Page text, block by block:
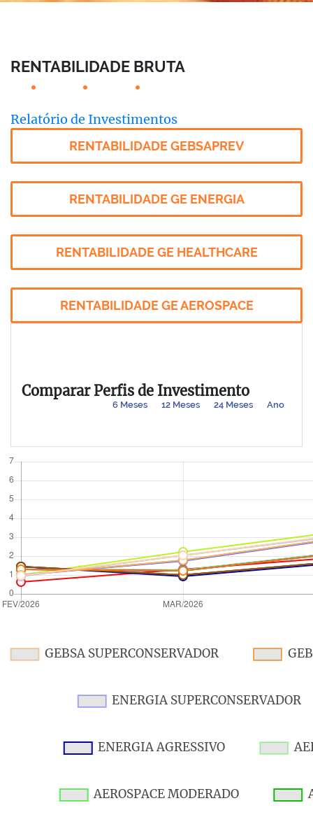
RENTABILIDADE BRUTA
Relatório de Investimentos
RENTABILIDADE GEBSAPREV
RENTABILIDADE GE ENERGIA
RENTABILIDADE GE HEALTHCARE
RENTABILIDADE GE AEROSPACE
Comparar Perfis de Investimento
6 Meses 12 Meses 24 Meses Ano